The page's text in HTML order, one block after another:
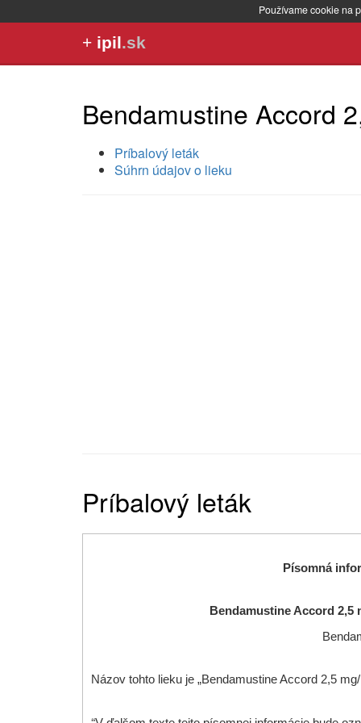
Používame cookie na
+ ipil.sk
Bendamustine Accord
Príbalový leták
Súhrn údajov o lieku
Príbalový leták
Písomná
Bendamustine Accord
Názov tohto lieku je „Bendamustine Accord 2,5